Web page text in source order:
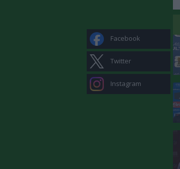
Facebook
Twitter
Instagram